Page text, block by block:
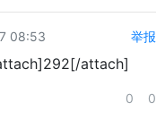
08:53 举报
attach]
0 0